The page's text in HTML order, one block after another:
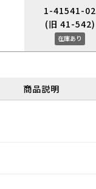
1-41541-02
(旧 41-542)
在庫あり
商品説明